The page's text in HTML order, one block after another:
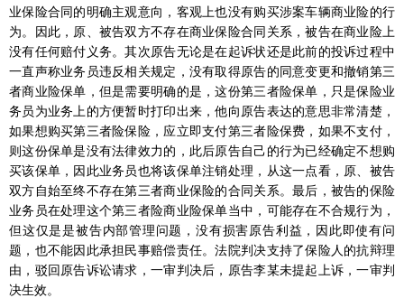
业保险合同的明确主观意向，客观上也没有购买涉案车辆商业险的行
为。因此，原、被告双方不存在商业保险合同关系，被告在商业险上
没有任何赔付义务。其次原告无论是在起诉状还是此前的投诉过程中
一直声称业务员违反相关规定，没有取得原告的同意变更和撤销第三
者商业险保单，但是需要明确的是，这份第三者险保单，只是保险业
务员为业务上的方便暂时打印出来，他向原告表达的意思非常清楚，
如果想购买第三者险保险，应立即支付第三者险保费，如果不支付，
则这份保单是没有法律效力的，此后原告自己的行为已经确定不想购
买该保单，因此业务员也将该保单注销处理，从这一点看，原、被告
双方自始至终不存在第三者商业保险的合同关系。最后，被告的保险
业务员在处理这个第三者险商业险保单当中，可能存在不合规行为，
但这仅是是被告内部管理问题，没有损害原告利益，因此即使有问
题，也不能因此承担民事赔偿责任。法院判决支持了保险人的抗辩理
由，驳回原告诉讼请求，一审判决后，原告李某未提起上诉，一审判
决生效。